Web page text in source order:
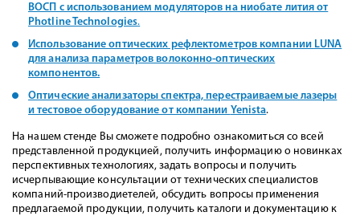
ВОСП с использованием модуляторов на ниобате лития от
Photline Technologies.
Использование оптических рефлектометров компании LUNA
для анализа параметров волоконно-оптических
компонентов.
Оптические анализаторы спектра, перестраиваемые лазеры
и тестовое оборудование от компании Yenista.
На нашем стенде Вы сможете подробно ознакомиться со всей
представленной продукцией, получить информацию о новинках
перспективных технологиях, задать вопросы и получить
исчерпывающие консультации от технических специалистов
компаний-производиетелей, обсудить вопросы применения
предлагаемой продукции, получить каталоги и документацию к